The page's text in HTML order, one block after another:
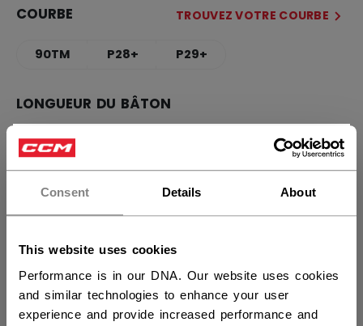
Consent Details About
This website uses cookies
Performance is in our DNA. Our website uses cookies
and similar technologies to enhance your user
experience and provide increased performance and
Vous souhaitez expédier des
produits aux États-Unis ?
COURBE TROUVEZ VOTRE COURBE
90TM P28+ P29+
LONGUEUR DU BÂTON
60.00
QUANTITÉ
AJOUTER AU SAC
TROUVER EN MAGASIN